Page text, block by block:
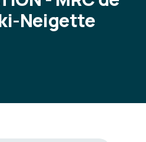
Neigette